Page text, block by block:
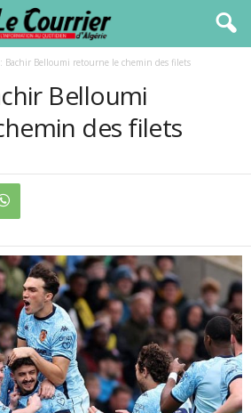
Bachir Belloumi retourne le chemin des filets
Belloumi
des filets